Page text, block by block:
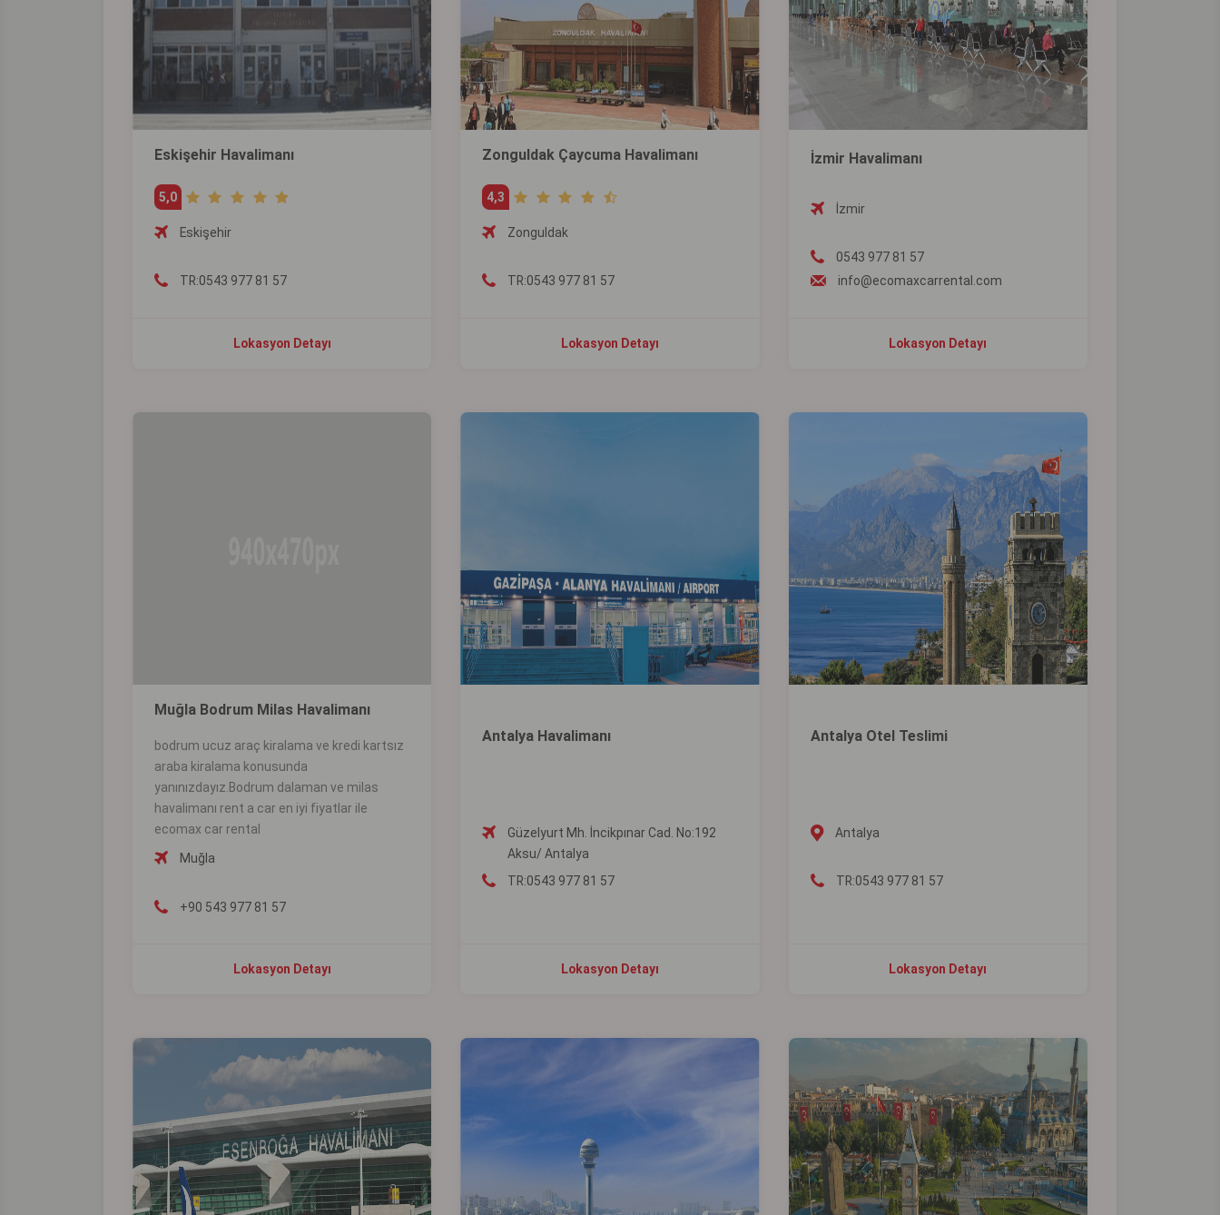
Eskişehir Havalimanı
5,0
Eskişehir
TR:0543 977 81 57
Lokasyon Detayı
Zonguldak Çaycuma Havalimanı
4,3
Zonguldak
TR:0543 977 81 57
Lokasyon Detayı
İzmir Havalimanı
İzmir
0543 977 81 57
info@ecomaxcarrental.com
Lokasyon Detayı
Muğla Bodrum Milas Havalimanı
bodrum ucuz araç kiralama ve kredi kartsız
araba kiralama konusunda
yanınızdayız.Bodrum dalaman ve milas
havalimanı rent a car en iyi fiyatlar ile
ecomax car rental
Muğla
+90 543 977 81 57
Lokasyon Detayı
Antalya Havalimanı
Güzelyurt Mh. İncikpınar Cad. No:192
Aksu/ Antalya
TR:0543 977 81 57
Lokasyon Detayı
Antalya Otel Teslimi
Antalya
TR:0543 977 81 57
Lokasyon Detayı